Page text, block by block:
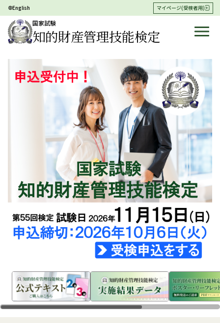
English マイページ(受検者用)
国家試験
知的財産管理技能検定